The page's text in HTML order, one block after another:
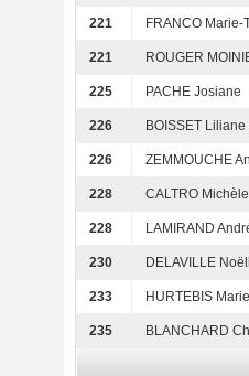
221 FRANCO Marie-
221 ROUGER
225 PACHE Josiane
226 BOISSET Liliane
226 ZEMMOUCHE
228 CALTRO Michèle
228 LAMIRAND
230 DELAVILLE
233 HURTEBIS
235 BLANCHARD